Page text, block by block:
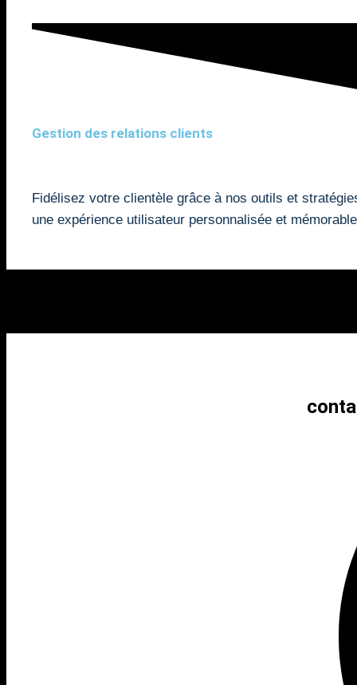
Gestion des relations clients
Fidélisez votre clientèle grâce à nos outils et
une expérience utilisateur personnalisée et